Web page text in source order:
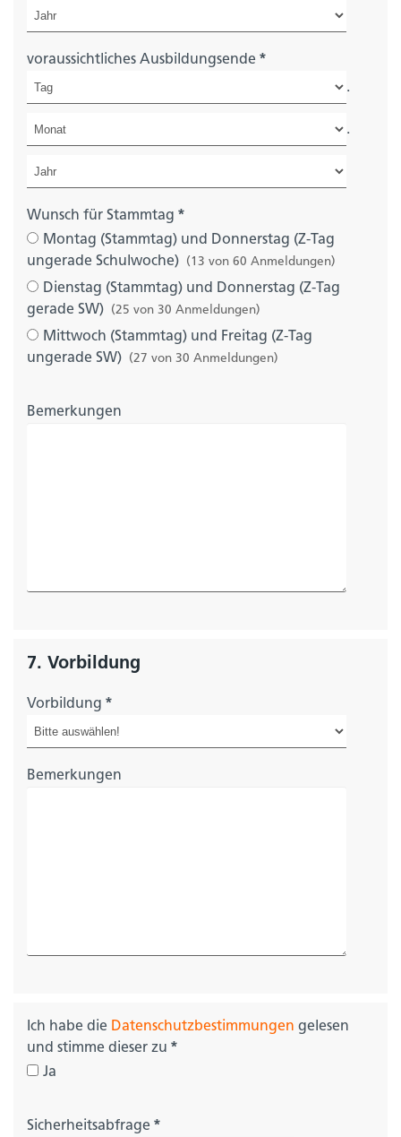
voraussichtliches Ausbildungsende *
.
.
Wunsch für Stammtag *
Montag (Stammtag) und Donnerstag (Z-Tag
ungerade Schulwoche)
(13 von 60 Anmeldungen)
Dienstag (Stammtag) und Donnerstag (Z-Tag
gerade SW)
(25 von 30 Anmeldungen)
Mittwoch (Stammtag) und Freitag (Z-Tag
ungerade SW)
(27 von 30 Anmeldungen)
Bemerkungen
7. Vorbildung
Vorbildung *
Bemerkungen
Ich habe die Datenschutzbestimmungen gelesen
und stimme dieser zu *
Ja
Sicherheitsabfrage *